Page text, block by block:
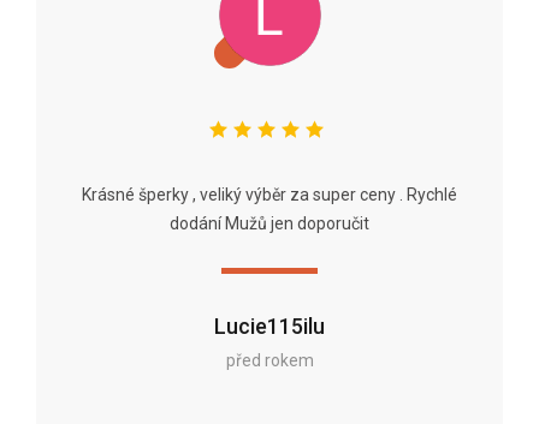
Lucie115ilu
před rokem
Krásné šperky , veliký výběr za super ceny . Rychlé
dodání Mužů jen doporučit